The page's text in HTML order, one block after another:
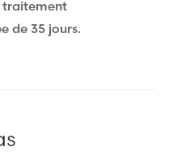
traitement
de 35 jours.